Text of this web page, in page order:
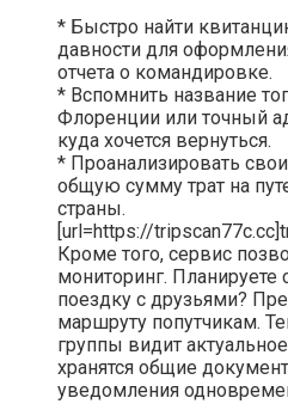
* Быстро найти
давности для
отчета о командировке.
* Вспомнить название
Флоренции или точный
куда хочется вернуться.
* Проанализировать
общую сумму трат на
страны.
[url=https://
Кроме того, сервис
мониторинг.
поездку с друзьями?
маршруту попутчикам.
группы видит
хранятся общие
уведомления